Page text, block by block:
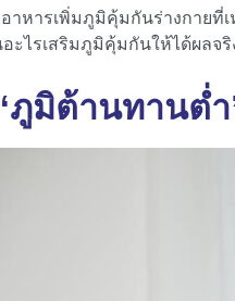
าหารเพิ่มภูมิคุ้มกันร่างกาย
ไรเสริมภูมิคุ้มกันให้ได้ผลจริ
มิต้านทานต่ำ